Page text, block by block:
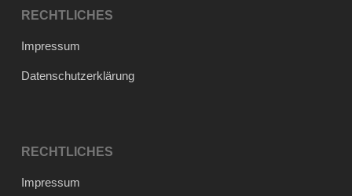
RECHTLICHES
Impressum
Datenschutzerklärung
RECHTLICHES
Impressum